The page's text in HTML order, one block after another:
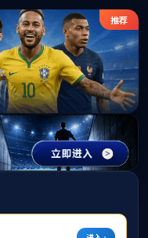
公司-Official
件